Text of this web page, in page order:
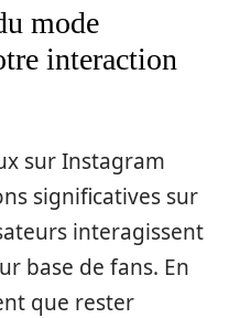
mode
interaction
sur Instagram
significatives sur
interagissent
base de fans. En
que rester